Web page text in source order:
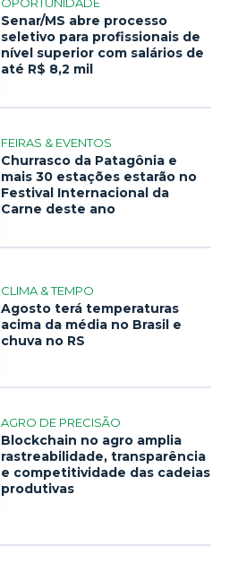
Senar/MS abre processo
seletivo para profissionais de
nível superior com salários de
até R$ 8,2 mil
FEIRAS & EVENTOS
Churrasco da Patagônia e
mais 30 estações estarão no
Festival Internacional da
Carne deste ano
CLIMA & TEMPO
Agosto terá temperaturas
acima da média no Brasil e
chuva no RS
AGRO DE PRECISÃO
Blockchain no agro amplia
rastreabilidade, transparência
e competitividade das cadeias
produtivas